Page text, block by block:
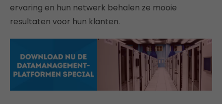
ervaring en hun netwerk behalen ze mooie
resultaten voor hun klanten.